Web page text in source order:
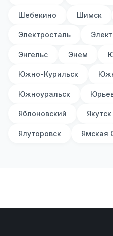
Шебекино Шимск
Электросталь
Энгельс Энем
Южно-Курильск
Южноуральск
Яблоновский Якутск
Ялуторовск Ямская